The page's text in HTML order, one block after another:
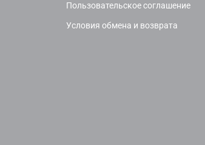
Пользовательское соглашение
Условия обмена и возврата